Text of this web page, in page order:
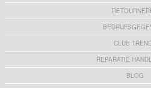
CLUB
REPARATIE
BLOG